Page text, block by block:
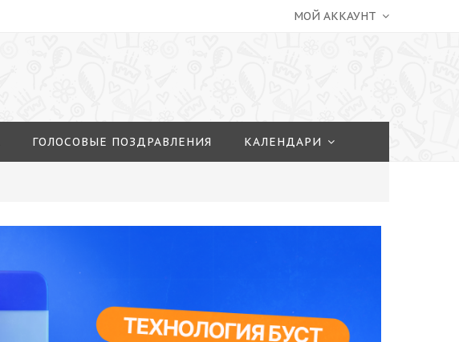
МОЙ АККАУНТ
ГОЛОСОВЫЕ ПОЗДРАВЛЕНИЯ КАЛЕНДАРИ